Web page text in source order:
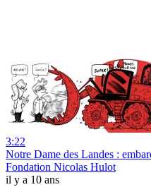
3:22
Notre Dame des Landes :
Fondation Nicolas Hulot
il y a 10 ans